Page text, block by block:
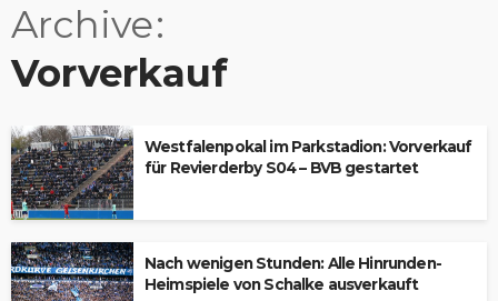
Archive
Vorverkauf
Westfalenpokal im Parkstadion: Vorverkauf
für Revierderby S04 – BVB gestartet
Nach wenigen Stunden: Alle Hinrunden-
Heimspiele von Schalke ausverkauft